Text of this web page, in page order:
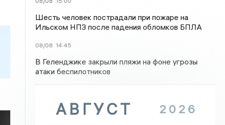
Шесть человек пострадали при пожаре на
Ильском НПЗ после падения обломков БПЛА
08/08 14:45
В Геленджике закрыли пляжи на фоне угрозы
атаки беспилотников
АВГУСТ 2026